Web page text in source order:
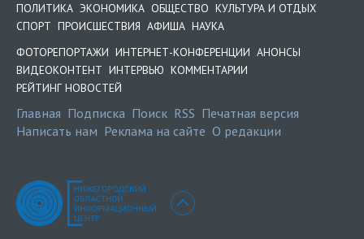
ПОЛИТИКА ЭКОНОМИКА ОБЩЕСТВО КУЛЬТУРА И ОТДЫХ
СПОРТ ПРОИСШЕСТВИЯ АФИША НАУКА
ФОТОРЕПОРТАЖИ ИНТЕРНЕТ-КОНФЕРЕНЦИИ АНОНСЫ
ВИДЕОКОНТЕНТ ИНТЕРВЬЮ КОММЕНТАРИИ
РЕЙТИНГ НОВОСТЕЙ
Главная Подписка Поиск RSS Печатная версия
Написать нам Реклама на сайте О редакции